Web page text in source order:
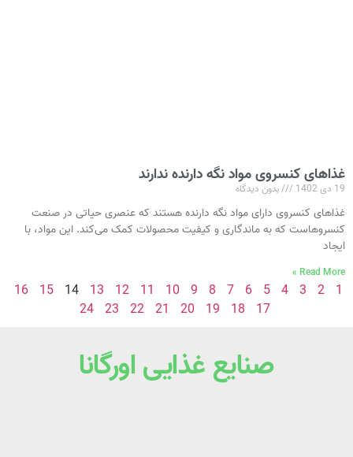
غذاهای کنسروی مواد نگه دارنده ندارند
19 دی 1402 بدون دیدگاه
غذاهای کنسروی دارای مواد نگه‌ دارنده هستند که عنصری حیاتی در صنعت
کنسروهاست که به ماندگاری و کیفیت محصولات کمک می‌کند. این مواد، با
ایجاد
Read More »
1
2
3
4
5
6
7
8
9
10
11
12
13
14
15
16
17
18
19
20
21
22
23
24
صنایع غذایی اورگانا